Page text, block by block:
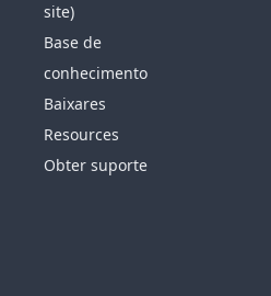
site)
Base de
conhecimento
Baixares
Resources
Obter suporte